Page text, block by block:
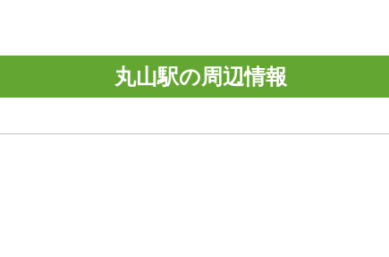
丸山駅の周辺情報